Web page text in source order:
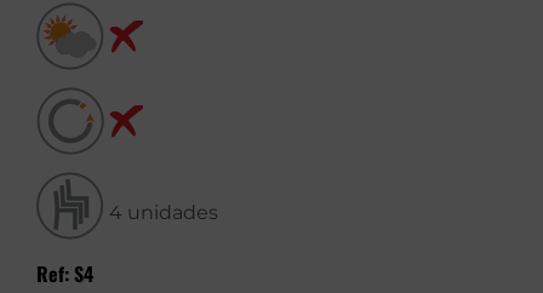
4 unidades
Ref: S4